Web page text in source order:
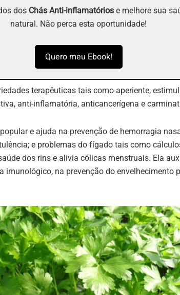
dos Chás Anti-inflamatórios e melhore sua
natural. Não perca esta oportunidade!
Quero meu Ebook!
terapêuticas tais como aperiente,
anti-inflamatória, anticancerígena e
e ajuda na prevenção de hemorragia
e problemas do fígado tais como
dos rins e alivia cólicas menstruais. Ela
imunológico, na prevenção do envelhecimento